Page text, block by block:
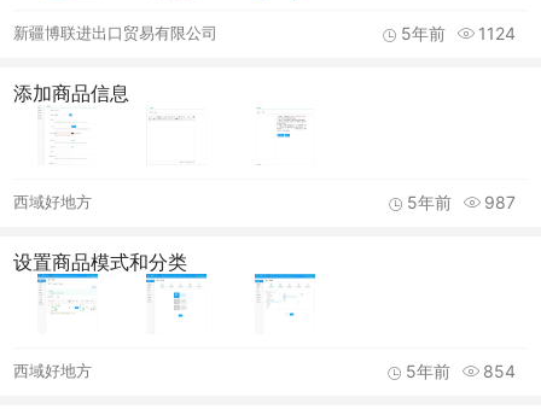
新疆博联进出口贸易有限公司 5年前 1124
添加商品信息
西域好地方 5年前 987
设置商品模式和分类
西域好地方 5年前 854